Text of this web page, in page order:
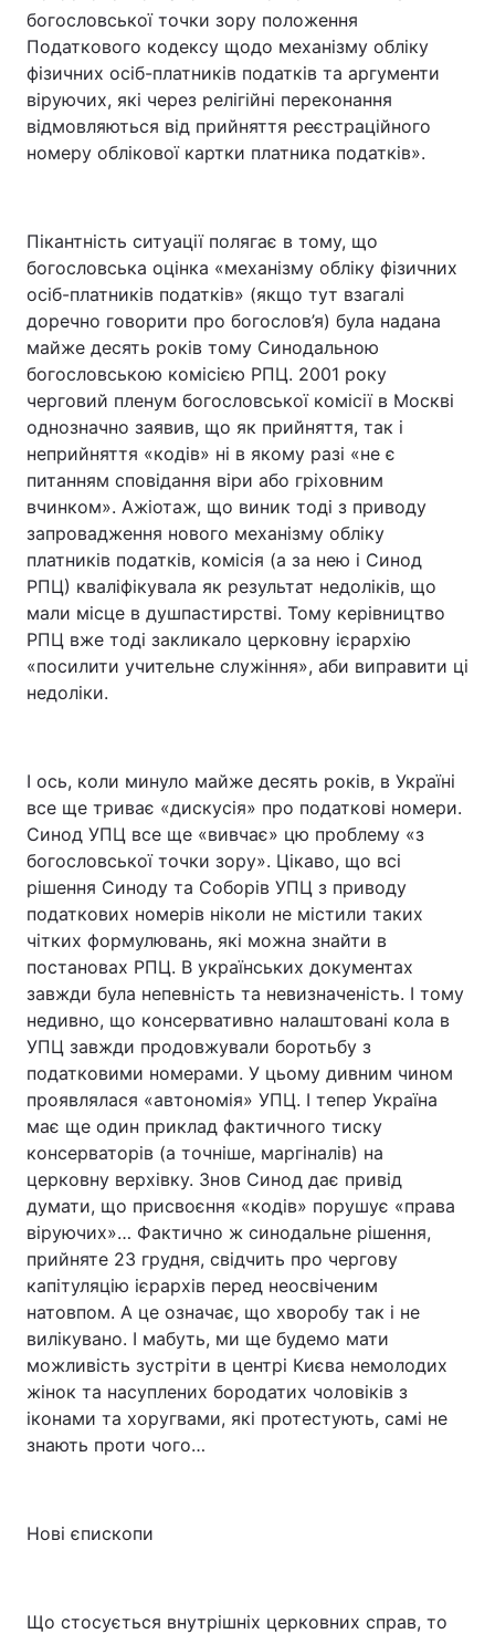
богословської точки зору положення
Податкового кодексу щодо механізму обліку
фізичних осіб-платників податків та аргументи
віруючих, які через релігійні переконання
відмовляються від прийняття реєстраційного
номеру облікової картки платника податків».
Пікантність ситуації полягає в тому, що
богословська оцінка «механізму обліку фізичних
осіб-платників податків» (якщо тут взагалі
доречно говорити про богослов’я) була надана
майже десять років тому Синодальною
богословською комісією РПЦ. 2001 року
черговий пленум богословської комісії в Москві
однозначно заявив, що як прийняття, так і
неприйняття «кодів» ні в якому разі «не є
питанням сповідання віри або гріховним
вчинком». Ажіотаж, що виник тоді з приводу
запровадження нового механізму обліку
платників податків, комісія (а за нею і Синод
РПЦ) кваліфікувала як результат недоліків, що
мали місце в душпастирстві. Тому керівництво
РПЦ вже тоді закликало церковну ієрархію
«посилити учительне служіння», аби виправити ці
недоліки.
І ось, коли минуло майже десять років, в Україні
все ще триває «дискусія» про податкові номери.
Синод УПЦ все ще «вивчає» цю проблему «з
богословської точки зору». Цікаво, що всі
рішення Синоду та Соборів УПЦ з приводу
податкових номерів ніколи не містили таких
чітких формулювань, які можна знайти в
постановах РПЦ. В українських документах
завжди була непевність та невизначеність. І тому
недивно, що консервативно налаштовані кола в
УПЦ завжди продовжували боротьбу з
податковими номерами. У цьому дивним чином
проявлялася «автономія» УПЦ. І тепер Україна
має ще один приклад фактичного тиску
консерваторів (а точніше, маргіналів) на
церковну верхівку. Знов Синод дає привід
думати, що присвоєння «кодів» порушує «права
віруючих»… Фактично ж синодальне рішення,
прийняте 23 грудня, свідчить про чергову
капітуляцію ієрархів перед неосвіченим
натовпом. А це означає, що хворобу так і не
вилікувано. І мабуть, ми ще будемо мати
можливість зустріти в центрі Києва немолодих
жінок та насуплених бородатих чоловіків з
іконами та хоругвами, які протестують, самі не
знають проти чого…
Нові єпископи
Що стосується внутрішніх церковних справ, то